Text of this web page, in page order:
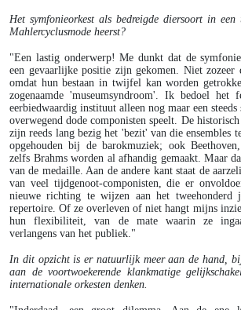
Het symfonieorkest als bedreigde diersoort in
Mahlercyclusmode heerst?
"Een lastig onderwerp! Me dunkt dat de
een gevaarlijke positie zijn gekomen. Niet zozeer
omdat hun bestaan in twijfel kan worden
zogenaamde 'museumsyndroom'. Ik bedoel het
eerbiedwaardig instituut alleen nog maar een
overwegend dode componisten speelt. De
zijn reeds lang bezig het 'bezit' van die ensembles
opgehouden bij de barokmuziek; ook
zelfs Brahms worden al afhandig gemaakt. Maar
van de medaille. Aan de andere kant staat de
van veel tijdgenoot-componisten, die er
nieuwe richting te wijzen aan het tweehonderd
repertoire. Of ze overleven of niet hangt mijns
hun flexibiliteit, van de mate waarin ze
verlangens van het publiek."
In dit opzicht is er natuurlijk meer aan de hand,
aan de voortwoekerende klankmatige
internationale orkesten denken.